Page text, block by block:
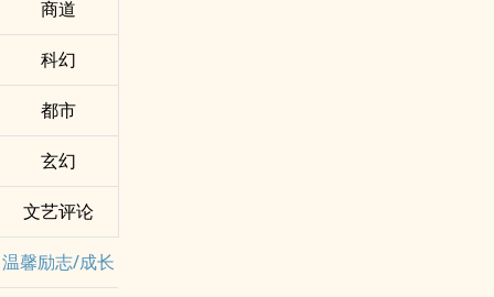
商道
科幻
都市
玄幻
文艺评论
温馨励志/成长